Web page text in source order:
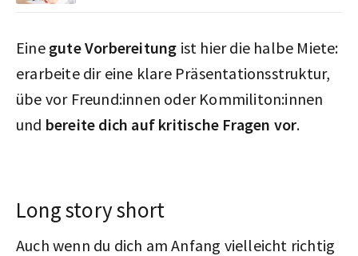
Eine gute Vorbereitung ist hier die halbe Miete:
erarbeite dir eine klare Präsentationsstruktur,
übe vor Freund:innen oder Kommiliton:innen
und bereite dich auf kritische Fragen vor.
Long story short
Auch wenn du dich am Anfang vielleicht richtig